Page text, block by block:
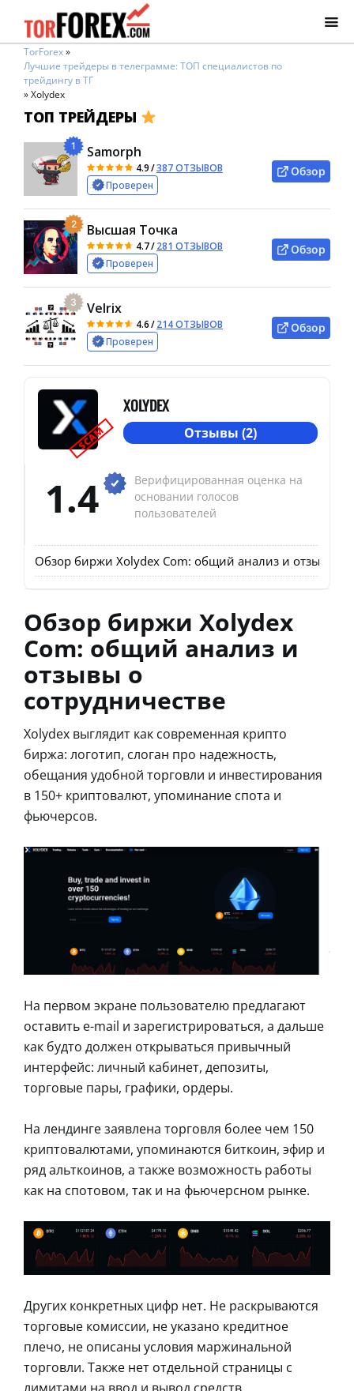
TorForex»
Лучшие трейдеры в телеграмме: ТОП специалистов по
трейдингу в ТГ
»Xolydex
ТОП ТРЕЙДЕРЫ
1 Samorph
4.9/387 ОТЗЫВОВ
Проверен
Обзор
2 Высшая Точка
4.7/281 ОТЗЫВОВ
Проверен
Обзор
3 Velrix
4.6/214 ОТЗЫВОВ
Проверен
Обзор
SCAM
XOLYDEX
Отзывы (2)
1.4
Верифицированная оценка на
основании голосов
пользователей
Обзор биржи Xolydex Com: общий анализ и отзывы о
Обзор биржи Xolydex
Com: общий анализ и
отзывы о
сотрудничестве
Xolydex выглядит как современная крипто
биржа: логотип, слоган про надежность,
обещания удобной торговли и инвестирования
в 150+ криптовалют, упоминание спота и
фьючерсов.
На первом экране пользователю предлагают
оставить e-mail и зарегистрироваться, а дальше
как будто должен открываться привычный
интерфейс: личный кабинет, депозиты,
торговые пары, графики, ордеры.
На лендинге заявлена торговля более чем 150
криптовалютами, упоминаются биткоин, эфир и
ряд альткоинов, а также возможность работы
как на спотовом, так и на фьючерсном рынке.
Других конкретных цифр нет. Не раскрываются
торговые комиссии, не указано кредитное
плечо, не описаны условия маржинальной
торговли. Также нет отдельной страницы с
лимитами на ввод и вывод средств.